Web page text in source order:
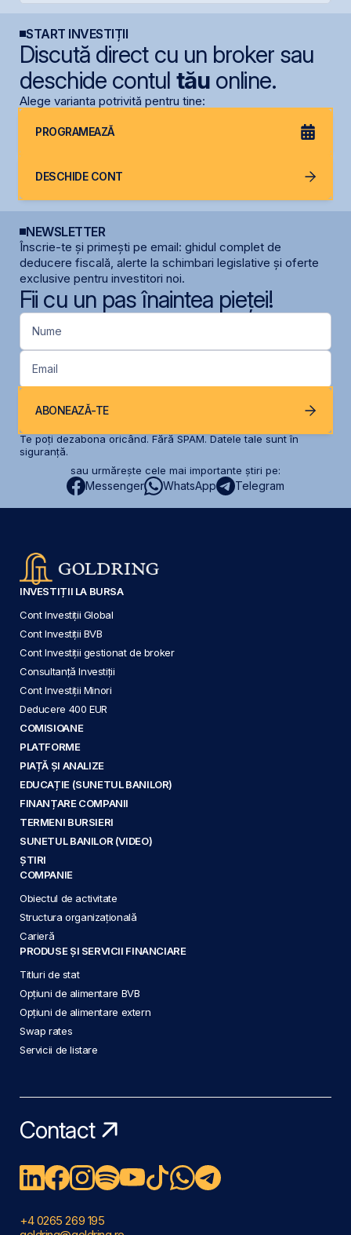
START INVESTIȚII
Discută direct cu un broker sau
deschide contul tăuonline.
Alege varianta potrivită pentru tine:
PROGRAMEAZĂ
DESCHIDE CONT
NEWSLETTER
Înscrie-te și primești pe email: ghidul complet de
deducere fiscală, alerte la schimbari legislative și oferte
exclusive pentru investitori noi.
Fii cu un pas înaintea pieței!
Nume
Email
ABONEAZĂ-TE
Te poți dezabona oricând. Fără SPAM. Datele tale sunt în
siguranță.
sau urmărește cele mai importante știri pe:
Messenger WhatsApp Telegram
INVESTIȚII LA BURSA
Cont Investiții Global
Cont Investiții BVB
Cont Investiții gestionat de broker
Consultanță Investiții
Cont Investiții Minori
Deducere 400 EUR
COMISIOANE
PLATFORME
PIAȚĂ ȘI ANALIZE
EDUCAȚIE (SUNETUL BANILOR)
FINANȚARE COMPANII
TERMENI BURSIERI
SUNETUL BANILOR (VIDEO)
ȘTIRI
COMPANIE
Obiectul de activitate
Structura organizațională
Carieră
PRODUSE ȘI SERVICII FINANCIARE
Titluri de stat
Opțiuni de alimentare BVB
Opțiuni de alimentare extern
Swap rates
Servicii de listare
Contact
+4 0265 269 195